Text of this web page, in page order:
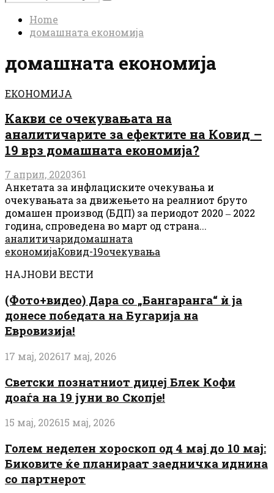
for:
Search
Home
домашната економија
домашната економија
ЕКОНОМИЈА
Какви се очекувањата на
аналитичарите за ефектите на Ковид –
19 врз домашната економија?
7 април, 2020361
Анкетата за инфлациските очекувања и
очекувањата за движењето на реалниот бруто
домашен производ (БДП) за периодот 2020 ‒ 2022
година, спроведена во март од страна...
аналитичаридомашната
економијаКовид-19очекувања
НАЈНОВИ ВЕСТИ
(Фото+видео) Дара со „Бангаранга“ ѝ ја
донесе победата на Бугарија на
Евровизија!
17 мај, 202617 мај, 2026
Светски познатниот диџеј Блек Кофи
доаѓа на 19 јуни во Скопје!
15 мај, 202615 мај, 2026
Голем неделен хороскоп од 4 мај до 10 мај:
Биковите ќе планираат заедничка иднина
со партнерот